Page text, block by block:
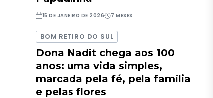
15 DE JANEIRO DE 2026 7 MESES
BOM RETIRO DO SUL
Dona Nadit chega aos 100
anos: uma vida simples,
marcada pela fé, pela família
e pelas flores